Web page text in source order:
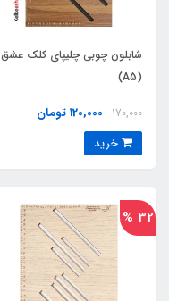
شابلون چوبی چلیپای کلک عشق
(A5)
170,000 120,000 تومان
32 %